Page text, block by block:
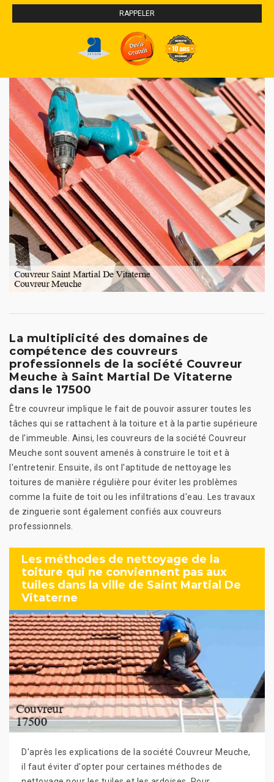
La multiplicité des domaines de
compétence des couvreurs
professionnels de la société Couvreur
Meuche à Saint Martial De Vitaterne
dans le 17500
Être couvreur implique le fait de pouvoir assurer toutes les
tâches qui se rattachent à la toiture et à la partie supérieure
de l'immeuble. Ainsi, les couvreurs de la société Couvreur
Meuche sont souvent amenés à construire le toit et à
l'entretenir. Ensuite, ils ont l'aptitude de nettoyage les
toitures de manière régulière pour éviter les problèmes
comme la fuite de toit ou les infiltrations d'eau. Les travaux
de zinguerie sont également confiés aux couvreurs
professionnels.
Les méthodes de nettoyage de la
toiture qui ne conviennent pas aux
tuiles dans la ville de Saint Martial De
Vitaterne
D'après les explications de la société Couvreur Meuche,
il faut éviter d'opter pour certaines méthodes de